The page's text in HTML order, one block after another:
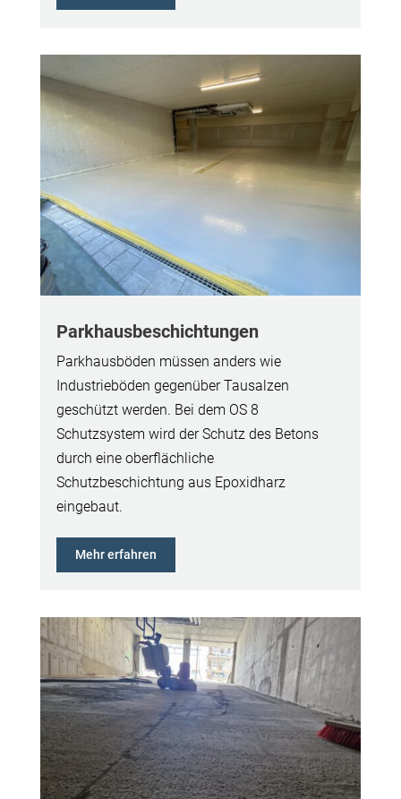
Parkhausbeschichtungen
Parkhausböden müssen anders wie
Industrieböden gegenüber Tausalzen
geschützt werden. Bei dem OS 8
Schutzsystem wird der Schutz des Betons
durch eine oberflächliche
Schutzbeschichtung aus Epoxidharz
eingebaut.
Mehr erfahren